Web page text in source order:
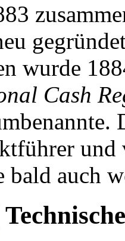
wurde
Cash
bald auch